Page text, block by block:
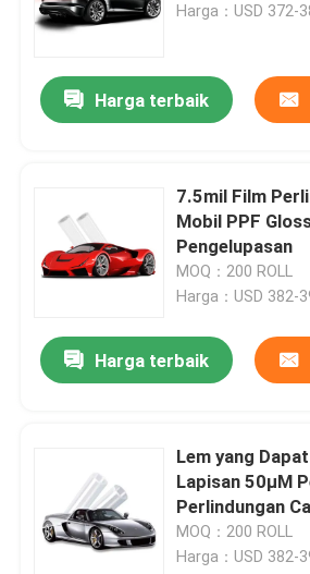
Harga：USD 372-
Harga terbaik
7.5mil Film
Mobil PPF
Pengelupasan
MOQ：200 ROLL
Harga：USD 382-
Harga terbaik
Lem yang
Lapisan 50μM
Perlindungan
MOQ：200 ROLL
Harga：USD 382-